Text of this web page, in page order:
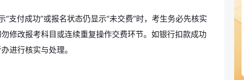
支付成功”或报名状态仍显示“未交费”时，考生务必先核实
修改报考科目或连续重复操作交费环节。如银行扣款成功
进行核实与处理。